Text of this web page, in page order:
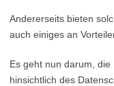
Andererseits bieten
auch einiges an
Es geht nun darum,
hinsichtlich des